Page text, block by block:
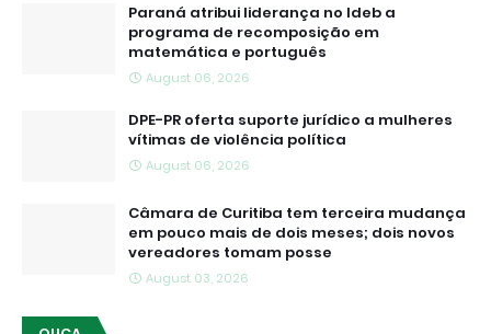
Paraná atribui liderança no Ideb a
programa de recomposição em
matemática e português
August 06, 2026
DPE-PR oferta suporte jurídico a mulheres
vítimas de violência política
August 06, 2026
Câmara de Curitiba tem terceira mudança
em pouco mais de dois meses; dois novos
vereadores tomam posse
August 03, 2026